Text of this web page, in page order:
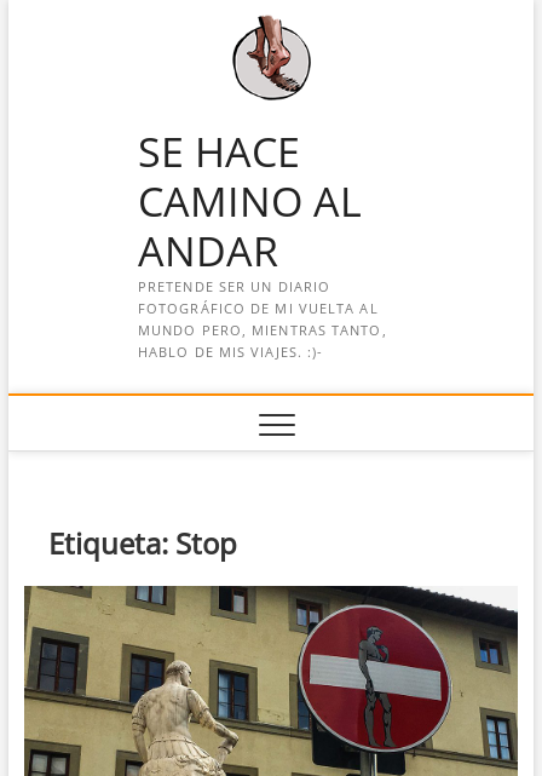
SE HACE
CAMINO AL
ANDAR
PRETENDE SER UN DIARIO
FOTOGRÁFICO DE MI VUELTA AL
MUNDO PERO, MIENTRAS TANTO,
HABLO DE MIS VIAJES. :)-
Etiqueta: Stop